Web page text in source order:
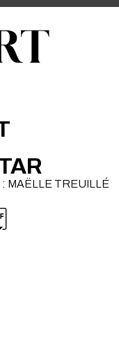
MAËLLE TREUILLÉ